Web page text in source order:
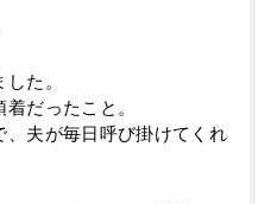
た。
だったこと。
、夫が毎日呼び掛けてくれ